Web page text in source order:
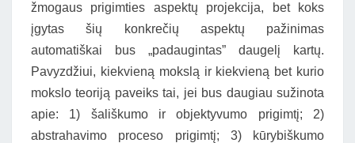
žmogaus prigimties aspektų projekcija, bet koks
įgytas šių konkrečių aspektų pažinimas
automatiškai bus „padaugintas” daugelį kartų.
Pavyzdžiui, kiekvieną mokslą ir kiekvieną bet kurio
mokslo teoriją paveiks tai, jei bus daugiau sužinota
apie: 1) šališkumo ir objektyvumo prigimtį; 2)
abstrahavimo proceso prigimtį; 3) kūrybiškumo